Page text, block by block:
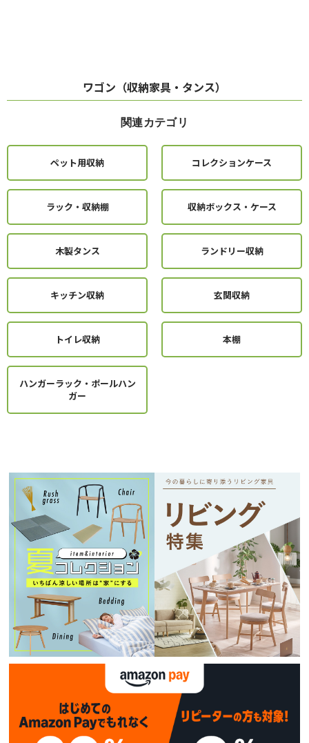
ワゴン（収納家具・タンス）
関連カテゴリ
ペット用収納 コレクションケース
ラック・収納棚 収納ボックス・ケース
木製タンス ランドリー収納
キッチン収納 玄関収納
トイレ収納 本棚
ハンガーラック・ポールハン
ガー